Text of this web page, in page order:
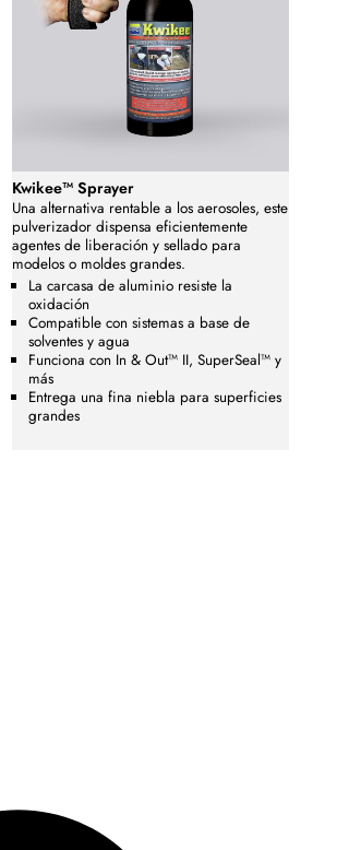
Kwikee™ Sprayer
Una alternativa rentable a los aerosoles, este
pulverizador dispensa eficientemente
agentes de liberación y sellado para
modelos o moldes grandes.
La carcasa de aluminio resiste la
oxidación
Compatible con sistemas a base de
solventes y agua
Funciona con In & Out™ II, SuperSeal™ y
más
Entrega una fina niebla para superficies
grandes